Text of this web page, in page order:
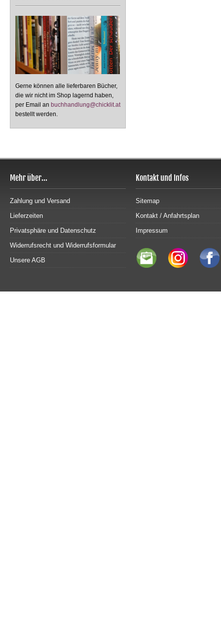
Gerne können alle lieferbaren Bücher,
die wir nicht im Shop lagernd haben,
per Email an buchhandlung@chicklit.at
bestellt werden.
Mehr über...
Zahlung und Versand
Lieferzeiten
Privatsphäre und Datenschutz
Widerrufsrecht und Widerrufsformular
Unsere AGB
Kontakt und Infos
Sitemap
Kontakt / Anfahrtsplan
Impressum